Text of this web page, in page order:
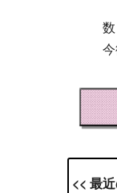
<< 最